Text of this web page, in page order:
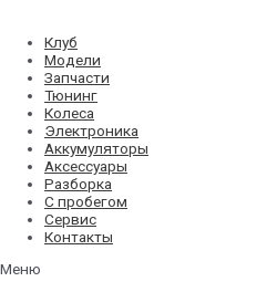
содержимому
Клуб
Модели
Запчасти
Тюнинг
Колеса
Электроника
Аккумуляторы
Аксессуары
Разборка
С пробегом
Сервис
Контакты
Меню